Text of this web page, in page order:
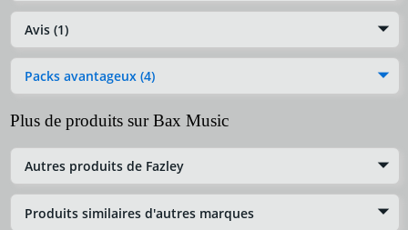
Avis (1)
Packs avantageux (4)
Plus de produits sur Bax Music
Autres produits de Fazley
Produits similaires d'autres marques